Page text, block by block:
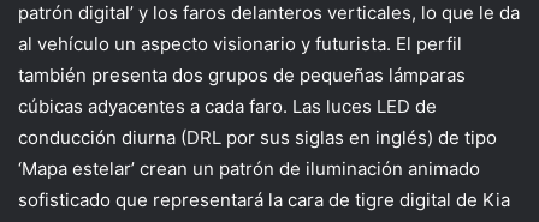
patrón digital’ y los faros delanteros verticales, lo que le da
al vehículo un aspecto visionario y futurista. El perfil
también presenta dos grupos de pequeñas lámparas
cúbicas adyacentes a cada faro. Las luces LED de
conducción diurna (DRL por sus siglas en inglés) de tipo
‘Mapa estelar’ crean un patrón de iluminación animado
sofisticado que representará la cara de tigre digital de Kia